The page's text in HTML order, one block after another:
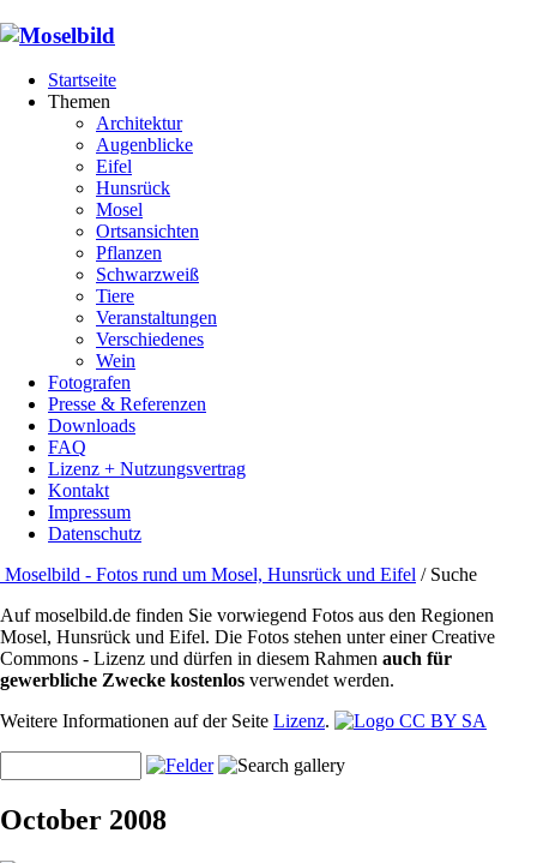
Startseite
Themen
Architektur
Augenblicke
Eifel
Hunsrück
Mosel
Ortsansichten
Pflanzen
Schwarzweiß
Tiere
Veranstaltungen
Verschiedenes
Wein
Fotografen
Presse & Referenzen
Downloads
FAQ
Lizenz + Nutzungsvertrag
Kontakt
Impressum
Datenschutz
Moselbild - Fotos rund um Mosel, Hunsrück und Eifel / Suche
Auf moselbild.de finden Sie vorwiegend Fotos aus den Regionen
Mosel, Hunsrück und Eifel. Die Fotos stehen unter einer Creative
Commons - Lizenz und dürfen in diesem Rahmen auch für
gewerbliche Zwecke kostenlos verwendet werden.
Weitere Informationen auf der Seite Lizenz.
October 2008